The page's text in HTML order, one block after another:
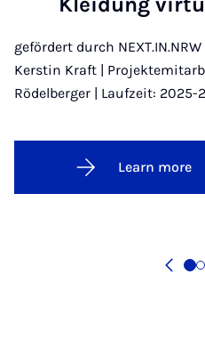
gefördert durch
Kerstin Kraft |
Rödelberger | Laufzeit: 2025-
Learn more